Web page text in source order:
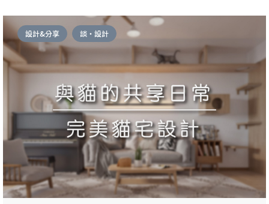
設計&分享 談・設計